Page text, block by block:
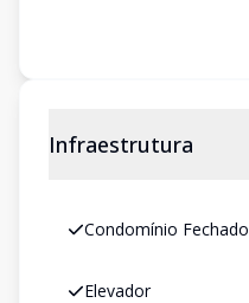
Infraestrutura
Condomínio Fechado
Elevador